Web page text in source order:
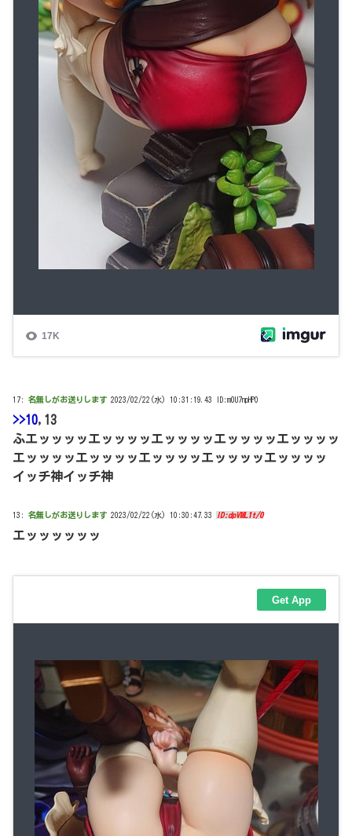
17: 名無しがお送りします 2023/02/22(水) 10:31:19.43 ID:m0U7npHP0
>>10,13
ふエッッッッエッッッッエッッッッエッッッッエッッッッ
エッッッッエッッッッエッッッッエッッッッエッッッッ
イッチ神イッチ神
13: 名無しがお送りします 2023/02/22(水) 10:30:47.33 ID:dpVML1t/0
エッッッッッッ